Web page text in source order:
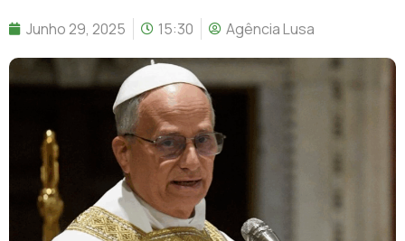
Junho 29, 2025 15:30 Agência Lusa